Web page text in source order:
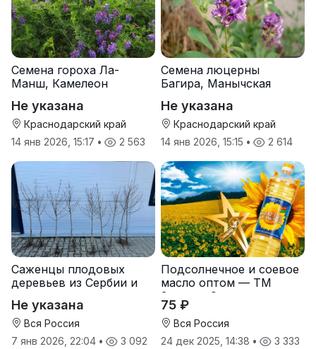
Семена гороха Ла-
Манш, Камелеон
Не указана
Краснодарский край
14 янв 2026, 15:17 • 2 563
Семена люцерны
Багира, Манычская
Не указана
Краснодарский край
14 янв 2026, 15:15 • 2 614
Саженцы плодовых
деревьев из Сербии и
Не указана
Вся Россия
7 янв 2026, 22:04 • 3 092
Подсолнечное и соевое
масло оптом — ТМ
Золотая Семечка
75 ₽
Вся Россия
24 дек 2025, 14:38 • 3 333